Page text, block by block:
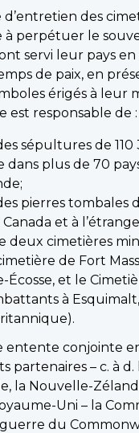
d’entretien des
à perpétuer le
servi leur pays
de paix, en
érigés à leur
est responsable de :
sépultures de 110
dans plus de 70
pierres tombales
et à
deux cimetières
de Fort
Écosse, et le
à
entente conjointe
partenaires – c. à d.
la Nouvelle-
Uni – la
du